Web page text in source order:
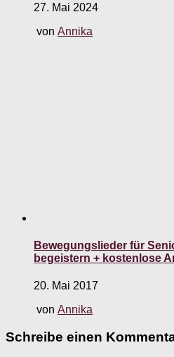
27. Mai 2024
von Annika
Bewegungslieder für
begeistern + kostenlose
20. Mai 2017
von Annika
Schreibe einen